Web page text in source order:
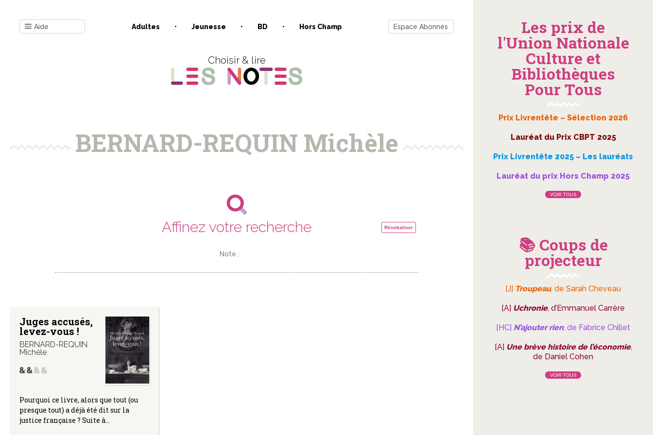
Aide Adultes Jeunesse BD Hors Champ Espace Abonnés
Choisir & lire
BERNARD-REQUIN Michèle
Affinez votre recherche
Note :
Réinitialiser
Juges accusés,
levez-vous !
BERNARD-REQUIN
Michèle
Pourquoi ce livre, alors que tout (ou
presque tout) a déjà été dit sur la
justice française ? Suite à…
Les prix de
l'Union Nationale
Culture et
Bibliothèques
Pour Tous
Prix Livrentête – Sélection 2026
Lauréat du Prix CBPT 2025
Prix Livrentête 2025 – Les lauréats
Lauréat du prix Hors Champ 2025
VOIR TOUS
📚 Coups de
projecteur
[J] Troupeau, de Sarah Cheveau
[A] Uchronie, d’Emmanuel Carrère
[HC] N’ajouter rien, de Fabrice Chillet
[A] Une brève histoire de l’économie,
de Daniel Cohen
VOIR TOUS